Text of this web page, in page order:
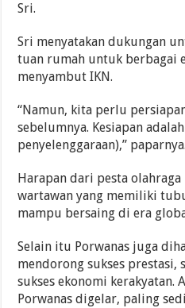
Sri.
Sri menyatakan dukungan
tuan rumah untuk berbagai
menyambut IKN.
“Namun, kita perlu
sebelumnya. Kesiapan
penyelenggaraan),” paparnya.
Harapan dari pesta
wartawan yang memiliki
mampu bersaing di era
Selain itu Porwanas juga
mendorong sukses prestasi,
sukses ekonomi kerakyatan.
Porwanas digelar, paling